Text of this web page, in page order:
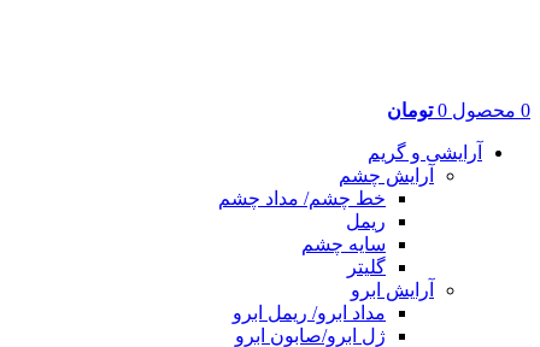
0 محصول 0 تومان
آرایشی و گریم
آرایش چشم
خط چشم/ مداد چشم
ریمل
سایه چشم
گلیتر
آرایش ابرو
مداد ابرو/ ریمل ابرو
ژل ابرو/صابون ابرو